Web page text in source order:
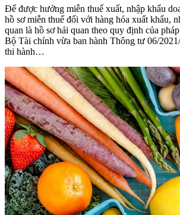
Để được hưởng miễn thuế xuất, nhập khẩu
hồ sơ miễn thuế đối với hàng hóa xuất khẩu,
quan là hồ sơ hải quan theo quy định của
Bộ Tài chính vừa ban hành Thông tư 06/
thi hành…